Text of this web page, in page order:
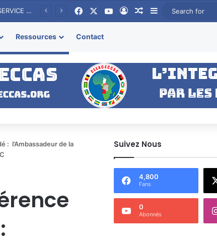
RECRUTEMENT D’UN CONSULTANT (FIRME) POUR L’ORGANISATION DU 1er FORUM DE L’AFRIQUE CENTRALE SUR LES ENERGIES RENOUVELABLES à LUANDA (ANGOLA) FacebookYouTube
Log InRandom Article
Sidebar
Ressources Contact
: l’Ambassadeur de la
Suivez Nous
4,800
Fans
0
Abonnés